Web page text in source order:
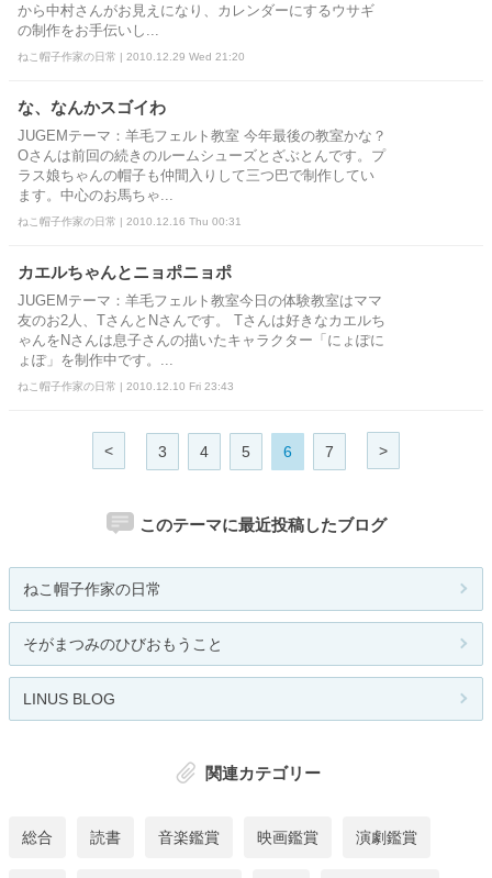
から中村さんがお見えになり、カレンダーにするウサギ
の制作をお手伝いし...
ねこ帽子作家の日常 | 2010.12.29 Wed 21:20
な、なんかスゴイわ
JUGEMテーマ：羊毛フェルト教室 今年最後の教室かな？
Oさんは前回の続きのルームシューズとざぶとんです。プ
ラス娘ちゃんの帽子も仲間入りして三つ巴で制作してい
ます。中心のお馬ちゃ...
ねこ帽子作家の日常 | 2010.12.16 Thu 00:31
カエルちゃんとニョポニョポ
JUGEMテーマ：羊毛フェルト教室今日の体験教室はママ
友のお2人、TさんとNさんです。 Tさんは好きなカエルち
ゃんをNさんは息子さんの描いたキャラクター「にょぽに
ょぽ」を制作中です。...
ねこ帽子作家の日常 | 2010.12.10 Fri 23:43
< 3 4 5 6 7 >
このテーマに最近投稿したブログ
ねこ帽子作家の日常
そがまつみのひびおもうこと
LINUS BLOG
関連カテゴリー
総合 読書 音楽鑑賞 映画鑑賞 演劇鑑賞